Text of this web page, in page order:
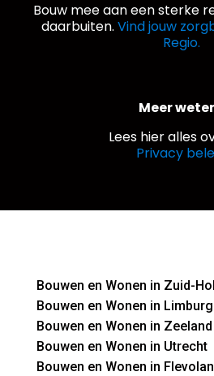
Bouw mee aan een sterke
daarbuiten. Vind jouw
Regio.
Meer
Lees hier alles
Privacy
Bouwen en Wonen in Zuid-
Bouwen en Wonen in Limburg
Bouwen en Wonen in Zeeland
Bouwen en Wonen in Utrecht
Bouwen en Wonen in